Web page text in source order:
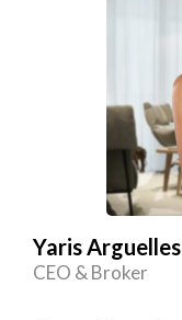
Yaris Arguelles
CEO & Broker